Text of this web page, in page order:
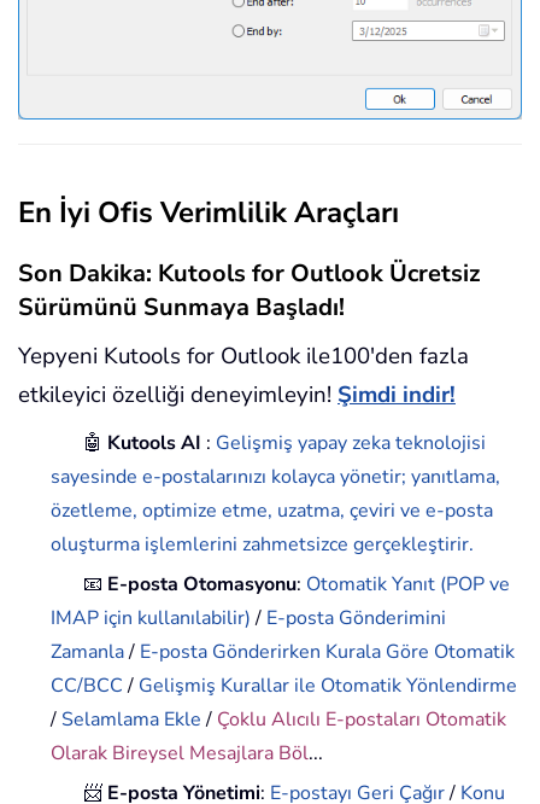
En İyi Ofis Verimlilik Araçları
Son Dakika: Kutools for Outlook Ücretsiz
Sürümünü Sunmaya Başladı!
Yepyeni Kutools for Outlook ile100'den fazla
etkileyici özelliği deneyimleyin! Şimdi indir!
🤖 Kutools AI : Gelişmiş yapay zeka teknolojisi
sayesinde e-postalarınızı kolayca yönetir; yanıtlama,
özetleme, optimize etme, uzatma, çeviri ve e-posta
oluşturma işlemlerini zahmetsizce gerçekleştirir.
📧 E-posta Otomasyonu: Otomatik Yanıt (POP ve
IMAP için kullanılabilir)/ E-posta Gönderimini
Zamanla/ E-posta Gönderirken Kurala Göre Otomatik
CC/BCC/ Gelişmiş Kurallar ile Otomatik Yönlendirme
/ Selamlama Ekle/ Çoklu Alıcılı E-postaları Otomatik
Olarak Bireysel Mesajlara Böl...
📨 E-posta Yönetimi: E-postayı Geri Çağır/ Konu